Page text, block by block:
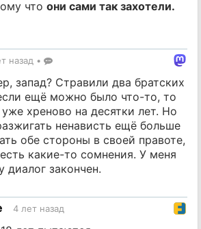
что они сами так захотели.
назад •
запад? Стравили два братских
ещё можно было что-то, то
хреново на десятки лет. Но
ненависть ещё больше
обе стороны в своей правоте,
какие-то сомнения. У меня
диалог закончен.
4 лет назад